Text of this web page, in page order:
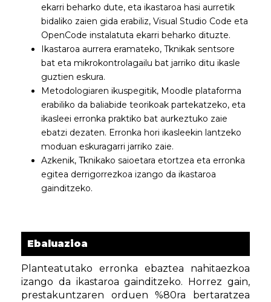
ekarri beharko dute, eta ikastaroa hasi aurretik
bidaliko zaien gida erabiliz, Visual Studio Code eta
OpenCode instalatuta ekarri beharko dituzte.
Ikastaroa aurrera eramateko, Tknikak sentsore
bat eta mikrokontrolagailu bat jarriko ditu ikasle
guztien eskura.
Metodologiaren ikuspegitik, Moodle plataforma
erabiliko da baliabide teorikoak partekatzeko, eta
ikasleei erronka praktiko bat aurkeztuko zaie
ebatzi dezaten. Erronka hori ikasleekin lantzeko
moduan eskuragarri jarriko zaie.
Azkenik, Tknikako saioetara etortzea eta erronka
egitea derrigorrezkoa izango da ikastaroa
gainditzeko.
Ebaluazioa
Planteatutako erronka ebaztea nahitaezkoa
izango da ikastaroa gainditzeko. Horrez gain,
prestakuntzaren orduen %80ra bertaratzea